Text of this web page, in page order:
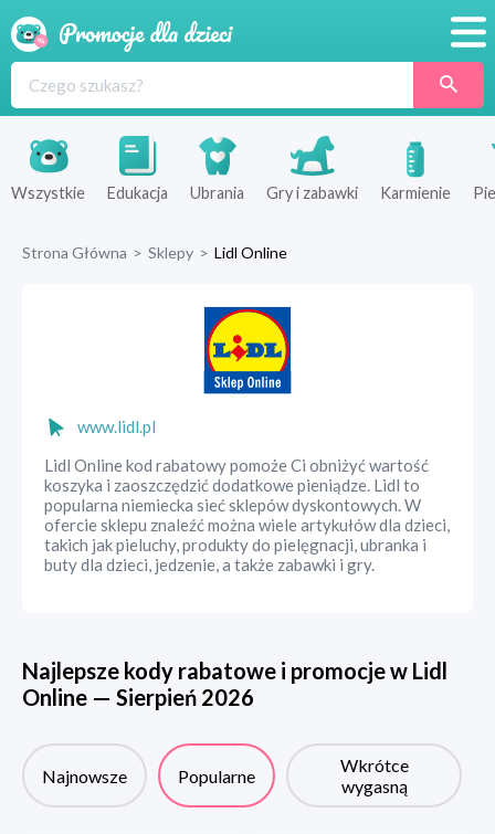
Produkty
Sklepy
Wszystkie Edukacja Ubrania Gry i zabawki Karmienie
Strona Główna > Sklepy > Lidl Online
www.lidl.pl
Lidl Online kod rabatowy pomoże Ci obniżyć wartość
koszyka i zaoszczędzić dodatkowe pieniądze. Lidl to
popularna niemiecka sieć sklepów dyskontowych. W
ofercie sklepu znaleźć można wiele artykułów dla dzieci,
takich jak pieluchy, produkty do pielęgnacji, ubranka i
buty dla dzieci, jedzenie, a także zabawki i gry.
Najlepsze kody rabatowe i promocje w Lidl
Online — Sierpień 2026
Najnowsze Popularne
Wkrótce
wygasną